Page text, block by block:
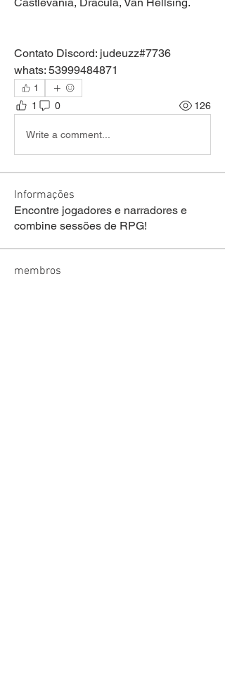
Castlevania, Drácula, Van Hellsing.
Contato Discord: judeuzz#7736
whats: 53999484871
1
1 0 126
Write a comment...
Informações
Encontre jogadores e narradores e
combine sessões de RPG!
membros